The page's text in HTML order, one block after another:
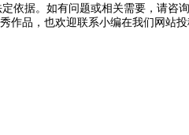
依据。如有问题或相关需要，请
作品，也欢迎联系小编在我们网站投